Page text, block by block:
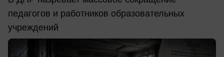
педагогов и работников образовательных
учреждений